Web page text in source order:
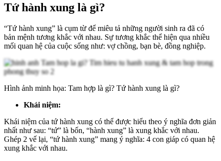
Tứ hành xung là gì?
“Tứ hành xung” là cụm từ để miêu tả những người sinh ra đã có
bản mệnh tương khắc với nhau. Sự tương khắc thể hiện qua nhiều
mối quan hệ của cuộc sống như: vợ chồng, bạn bè, đồng nghiệp.
Hình ảnh minh họa: Tam hợp là gì? Tứ hành xung là gì?
Khái niệm:
Khái niệm của tứ hành xung có thể được hiểu theo ý nghĩa đơn giản
nhất như sau: “tứ” là bốn, “hành xung” là xung khắc với nhau.
Ghép 2 vế lại, “tứ hành xung” mang ý nghĩa: 4 con giáp có quan hệ
xung khắc với nhau.